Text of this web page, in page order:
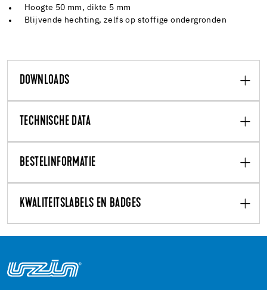
Hoogte 50 mm, dikte 5 mm
Blijvende hechting, zelfs op stoffige ondergronden
DOWNLOADS
TECHNISCHE DATA
BESTELINFORMATIE
KWALITEITSLABELS EN BADGES